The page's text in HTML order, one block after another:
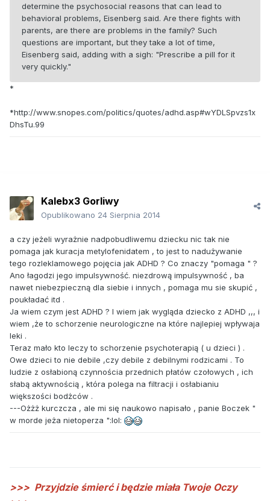
determine the psychosocial reasons that can lead to
behavioral problems, Eisenberg said. Are there fights with
parents, are there are problems in the family? Such
questions are important, but they take a lot of time,
Eisenberg said, adding with a sigh: "Prescribe a pill for it
very quickly."
*
*http://www.snopes.com/politics/quotes/adhd.asp#wYDLSpvzs1x
DhsTu.99
Kalebx3 Gorliwy
Opublikowano 24 Sierpnia 2014
a czy jeżeli wyrażnie nadpobudliwemu dziecku nic tak nie
pomaga jak kuracja metylofenidatem , to jest to nadużywanie
tego rozleklamowego pojęcia jak ADHD ? Co znaczy "pomaga " ?
Ano łagodzi jego impulsywność. niezdrową impulsywność , ba
nawet niebezpieczną dla siebie i innych , pomaga mu sie skupić ,
poukładać itd .
Ja wiem czym jest ADHD ? I wiem jak wygląda dziecko z ADHD ,,, i
wiem ,że to schorzenie neurologiczne na które najlepiej wpływaja
leki .
Teraz mało kto leczy to schorzenie psychoterapią ( u dzieci ) .
Owe dzieci to nie debile ,czy debile z debilnymi rodzicami . To
ludzie z osłabioną czynnościa przednich płatów czołowych , ich
słabą aktywnością , która polega na filtracji i osłabianiu
większości bodżców .
---Ożżż kurczcza , ale mi się naukowo napisało , panie Boczek "
w morde jeża nietoperza ":lol:
>>> Przyjdzie śmierć i będzie miała Twoje Oczy